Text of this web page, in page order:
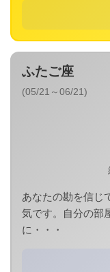
ふたご座
(05/21～06/21)
あなたの勘を信じ
気です。自分の部
に・・・